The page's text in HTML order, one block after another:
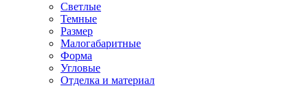
Светлые
Темные
Размер
Малогабаритные
Форма
Угловые
Отделка и материал